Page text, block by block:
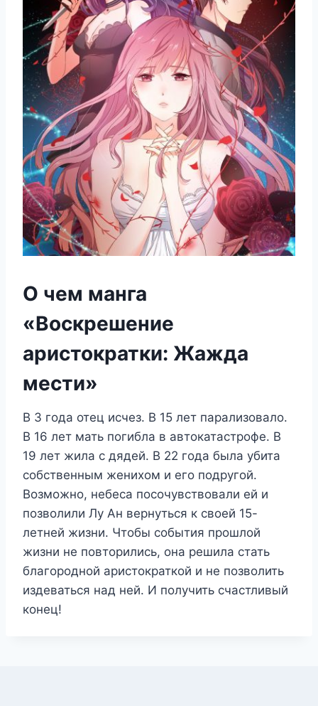
О чем манга
«Воскрешение
аристократки: Жажда
мести»
В 3 года отец исчез. В 15 лет парализовало.
В 16 лет мать погибла в автокатастрофе. В
19 лет жила с дядей. В 22 года была убита
собственным женихом и его подругой.
Возможно, небеса посочувствовали ей и
позволили Лу Ан вернуться к своей 15-
летней жизни. Чтобы события прошлой
жизни не повторились, она решила стать
благородной аристократкой и не позволить
издеваться над ней. И получить счастливый
конец!